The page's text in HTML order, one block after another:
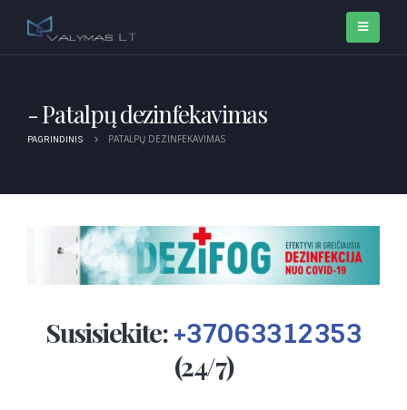
Patalpų dezinfekavimas
PAGRINDINIS PATALPŲ DEZINFEKAVIMAS
Susisiekite:+37063312353
(24/7)